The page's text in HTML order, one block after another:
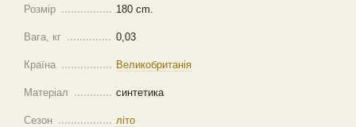
Розмір 180 cm.
Вага, кг 0,03
Країна Великобританія
Матеріал синтетика
Сезон літо